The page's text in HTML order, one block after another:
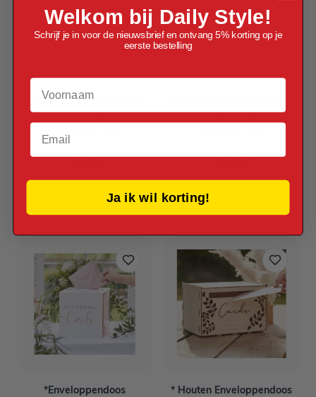
Bruiloft Enveloppendoos
Roségoud
Verpakt per 1 stuk
5,19
Niet op voorraad
Ginger Ray
10,49
Niet op voorraad
*Enveloppendoos
* Houten Enveloppendoos
Welkom bij Daily Style!
Schrijf je in voor de nieuwsbrief en ontvang 5% korting op je
eerste bestelling
Voornaam
Email
Ja ik wil korting!